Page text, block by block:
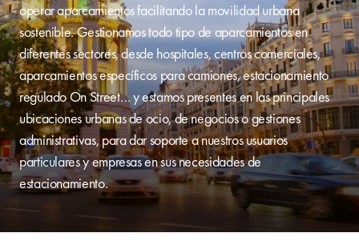
operar aparcamientos facilitando la movilidad urbana
sostenible. Gestionamos todo tipo de aparcamientos en
diferentes sectores, desde hospitales, centros comerciales,
aparcamientos específicos para camiones, estacionamiento
regulado On Street… y estamos presentes en las principales
ubicaciones urbanas de ocio, de negocios o gestiones
administrativas, para dar soporte a nuestros usuarios
particulares y empresas en sus necesidades de
estacionamiento.